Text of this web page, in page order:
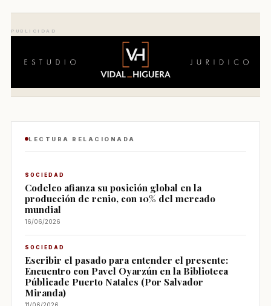
PUBLICIDAD
LECTURA RELACIONADA
SOCIEDAD
Codelco afianza su posición global en la
producción de renio, con 10% del mercado
mundial
16/06/2026
SOCIEDAD
Escribir el pasado para entender el presente:
Encuentro con Pavel Oyarzún en la Biblioteca
Públicade Puerto Natales (Por Salvador
Miranda)